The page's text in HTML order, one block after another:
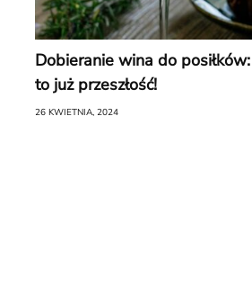
Dobieranie wina do
to już przeszłość!
26 KWIETNIA, 2024